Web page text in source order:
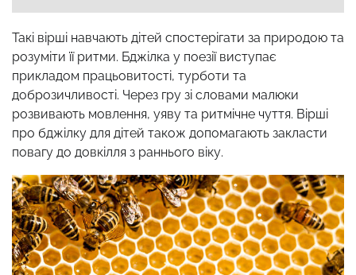
Такі вірші навчають дітей спостерігати за природою та
розуміти її ритми. Бджілка у поезії виступає
прикладом працьовитості, турботи та
доброзичливості. Через гру зі словами малюки
розвивають мовлення, уяву та ритмічне чуття. Вірші
про бджілку для дітей також допомагають закласти
повагу до довкілля з раннього віку.